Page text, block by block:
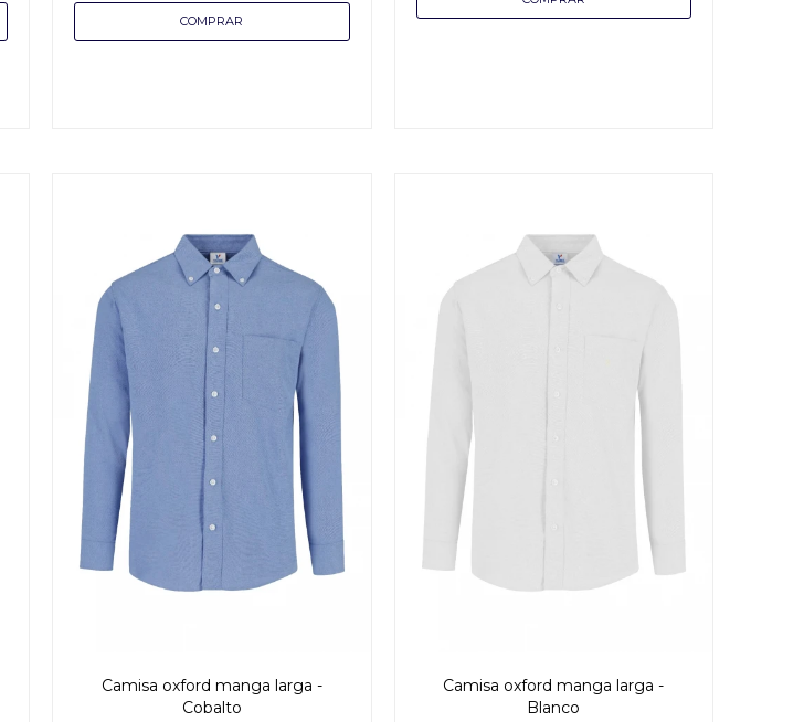
Camisa oxford manga larga -
Cobalto
Camisa oxford manga larga -
Blanco